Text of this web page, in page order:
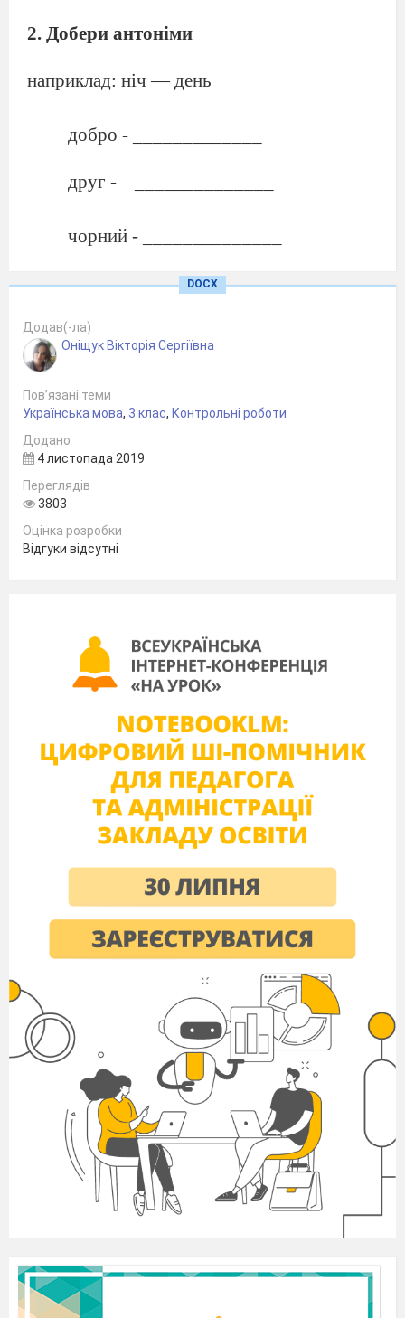
2. Добери антоніми
наприклад: ніч — день
добро - _____________
друг -
чорний - ______________
3. З'єднай фразеологізми з виразами
аж за вухами лящить
діяти рішуче
брати бика за роги
втікати
накивати п'ятами
відмовити
дати гарбуза
Склади речення використавши один
із фразеологізмів вправи 3
Варіант — 2
Добери синоніми
наприклад: малий — мілкий, дрібний,
говорити -
чесний -
милий -
наприклад: ніч — день
DOCX
Додав(-ла)
Оніщук Вікторія Сергіївна
Пов’язані теми
Українська мова, 3 клас, Контрольні роботи
Додано
4 листопада 2019
Переглядів
3803
Оцінка розробки
Відгуки відсутні